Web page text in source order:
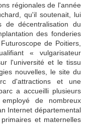
régionales de l'année
qu'il soutenait, lui
de décentralisation du
des fonderies
de Poitiers,
« vulgarisateur
l'université et le tissu
nouvelles, le site du
d'attractions et une
a accueilli plusieurs
de nombreux
Internet départemental
et maternelles